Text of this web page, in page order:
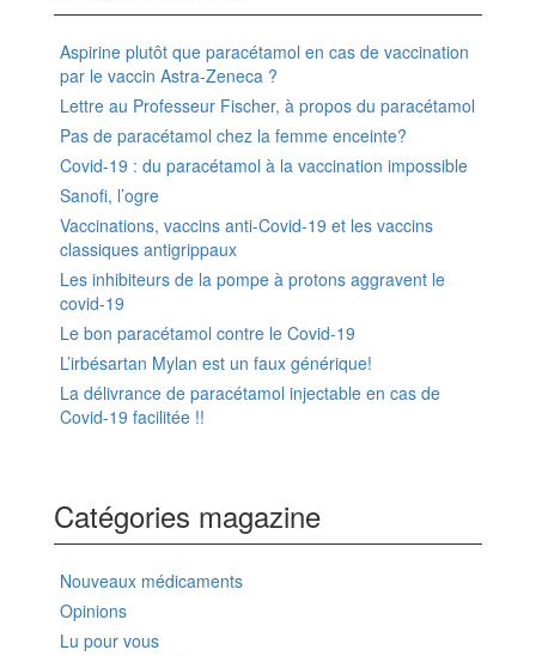
Aspirine plutôt que paracétamol en cas de vaccination
par le vaccin Astra-Zeneca ?
Lettre au Professeur Fischer, à propos du paracétamol
Pas de paracétamol chez la femme enceinte?
Covid-19 : du paracétamol à la vaccination impossible
Sanofi, l’ogre
Vaccinations, vaccins anti-Covid-19 et les vaccins
classiques antigrippaux
Les inhibiteurs de la pompe à protons aggravent le
covid-19
Le bon paracétamol contre le Covid-19
L’irbésartan Mylan est un faux générique!
La délivrance de paracétamol injectable en cas de
Covid-19 facilitée !!
Catégories magazine
Nouveaux médicaments
Opinions
Lu pour vous